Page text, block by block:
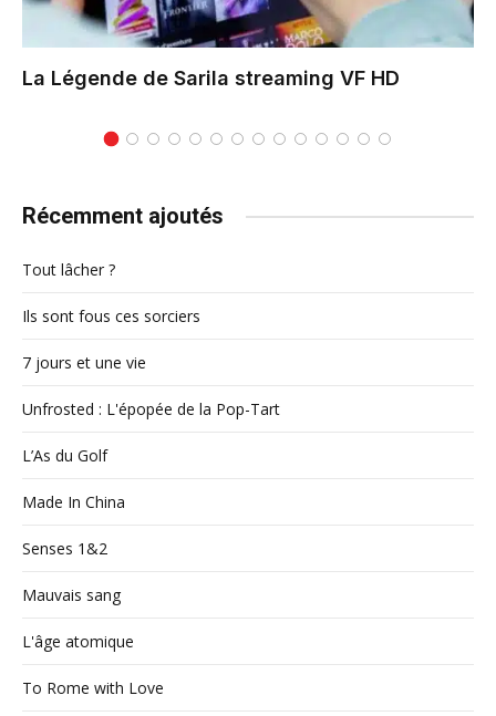
La Légende de Sarila streaming VF HD
Récemment ajoutés
Tout lâcher ?
Ils sont fous ces sorciers
7 jours et une vie
Unfrosted : L'épopée de la Pop-Tart
L’As du Golf
Made In China
Senses 1&2
Mauvais sang
L'âge atomique
To Rome with Love